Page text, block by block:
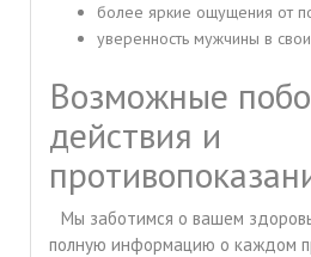
более яркие ощущения от
уверенность мужчины в
Возможные
действия и
Мы заботимся о вашем
полную информацию о каждом